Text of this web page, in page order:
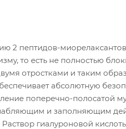
2 пептидов-
то есть не полностью
отростками и таким
абсолютную
поперечно-полосатой
и заполняющим
гиалуроновой